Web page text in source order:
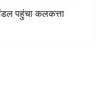
पहुंचा कलकत्ता